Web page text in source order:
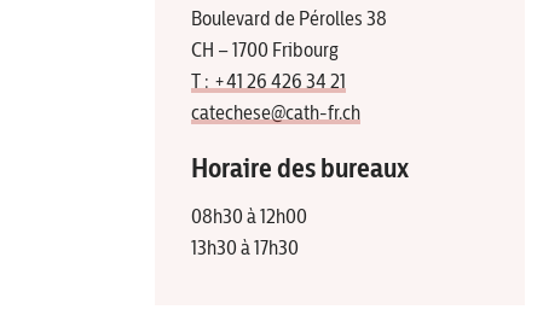
Boulevard de Pérolles 38
CH – 1700 Fribourg
T : +41 26 426 34 21
catechese@cath-fr.ch
Horaire des bureaux
08h30 à 12h00
13h30 à 17h30